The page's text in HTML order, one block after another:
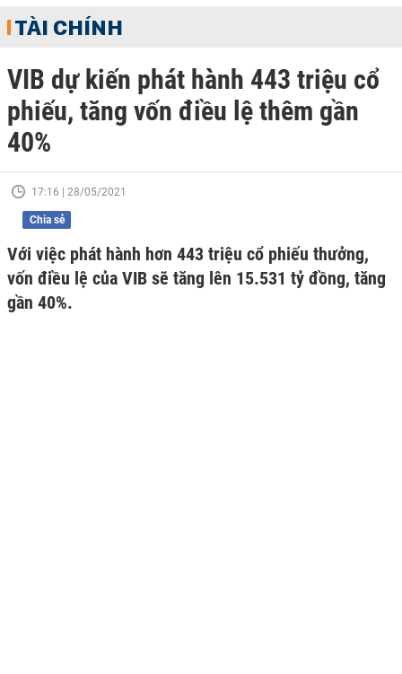
TÀI CHÍNH
VIB dự kiến phát hành 443 triệu cổ
phiếu, tăng vốn điều lệ thêm gần
40%
17:16 | 28/05/2021
Chia sẻ
Với việc phát hành hơn 443 triệu cổ phiếu thưởng,
vốn điều lệ của VIB sẽ tăng lên 15.531 tỷ đồng, tăng
gần 40%.